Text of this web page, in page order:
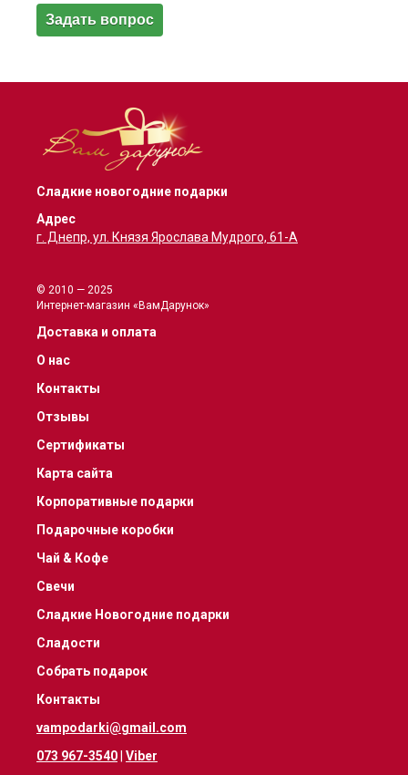
Сладкие новогодние подарки
Адрес
г. Днепр, ул. Князя Ярослава Мудрого, 61-А
© 2010 — 2025
Интернет-магазин «ВамДарунок»
Доставка и оплата
О нас
Контакты
Отзывы
Сертификаты
Карта сайта
Корпоративные подарки
Подарочные коробки
Чай & Кофе
Свечи
Сладкие Новогодние подарки
Сладости
Собрать подарок
Контакты
vampodarki@gmail.com
073 967-3540 Viber